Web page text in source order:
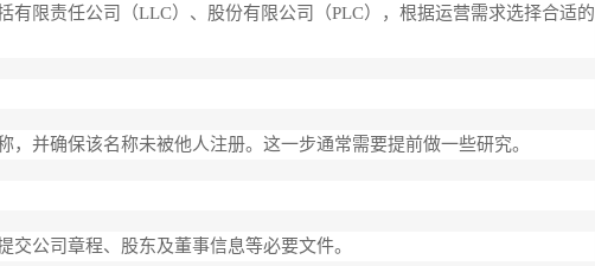
有限责任公司（LLC）、股份有限公司（PLC），根据运营需求选择合适的
并确保该名称未被他人注册。这一步通常需要提前做一些研究。
公司章程、股东及董事信息等必要文件。